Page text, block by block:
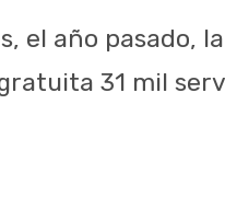
el año pasado,
31 mil